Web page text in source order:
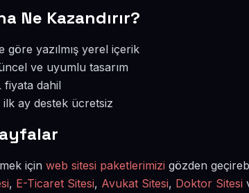
Ne Kazandırır?
göre yazılmış yerel içerik
ve uyumlu tasarım
fiyata dahil
ay destek ücretsiz
için web sitesi paketlerimizi gözden
, E-Ticaret Sitesi, Avukat Sitesi, Doktor Sitesi